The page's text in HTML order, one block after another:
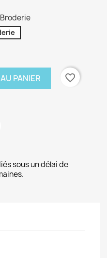
PANIER
favorite_border
sous un délai de